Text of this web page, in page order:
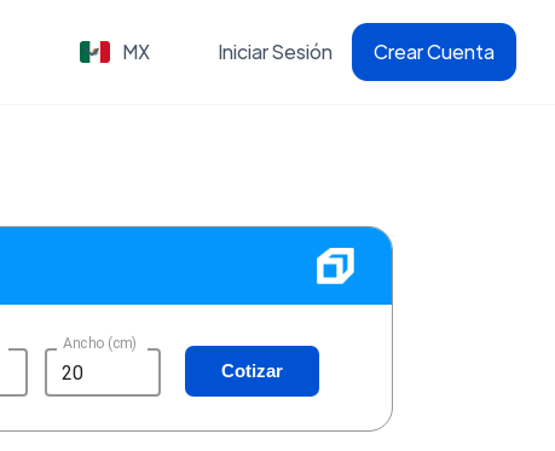
MX Iniciar Sesión Crear Cuenta
Ancho (cm)
Cotizar